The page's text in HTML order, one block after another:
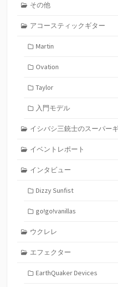
その他
アコースティックギター
Martin
Ovation
Taylor
入門モデル
イシバシ三銃士のスーパー
イベントレポート
インタビュー
Dizzy Sunfist
go!go!vanillas
ウクレレ
エフェクター
EarthQuaker Devices